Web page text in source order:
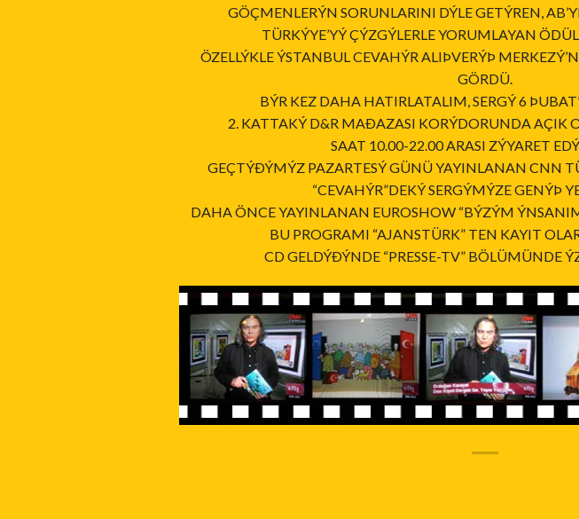
GÖÇMENLERÝN SORUNLARINI DÝLE GETÝREN,
TÜRKÝYE’YÝ ÇÝZGÝLERLE YORUMLAYAN
ÖZELLÝKLE ÝSTANBUL CEVAHÝR ALIÞVERÝÞ
GÖRDÜ.
BÝR KEZ DAHA HATIRLATALIM, SERGÝ 6
2. KATTAKÝ D&R MAÐAZASI KORÝDORUNDA AÇIK
SAAT 10.00-22.00 ARASI ZÝYARET
GEÇTÝÐÝMÝZ PAZARTESÝ GÜNÜ YAYINLANAN CNN
“CEVAHÝR”DEKÝ SERGÝMÝZE GENÝÞ
DAHA ÖNCE YAYINLANAN EUROSHOW “BÝZÝM
BU PROGRAMI “AJANSTÜRK” TEN KAYIT
CD GELDÝÐÝNDE “PRESSE-TV” BÖLÜMÜNDE